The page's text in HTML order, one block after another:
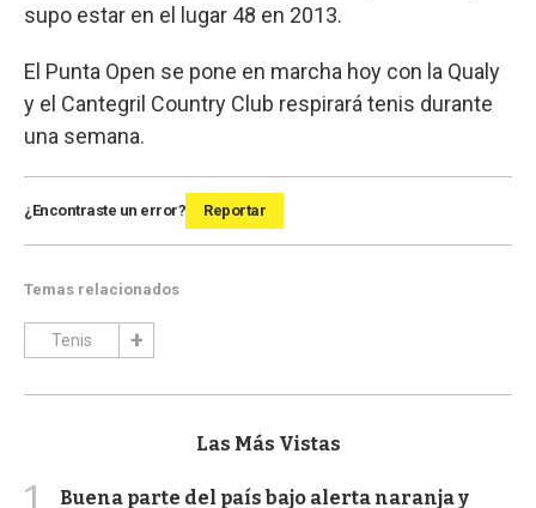
supo estar en el lugar 48 en 2013.
El Punta Open se pone en marcha hoy con la Qualy
y el Cantegril Country Club respirará tenis durante
una semana.
¿Encontraste un error? Reportar
Temas relacionados
Tenis
Las Más Vistas
Buena parte del país bajo alerta naranja y